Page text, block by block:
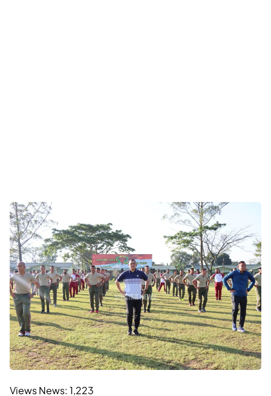
Views News: 1,223